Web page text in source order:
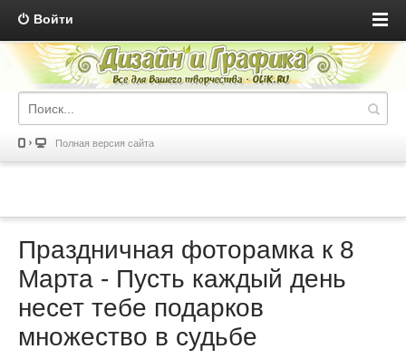
Войти
Полная версия сайта
Праздничная фоторамка к 8
Марта - Пусть каждый день
несет тебе подарков
множество в судьбе